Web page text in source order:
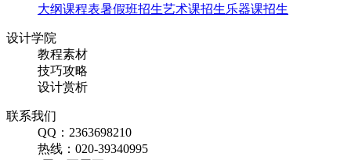
大纲课程表暑假班招生艺术课招生乐器课招生
设计学院
教程素材
技巧攻略
设计赏析
联系我们
QQ：2363698210
热线：020-39340995